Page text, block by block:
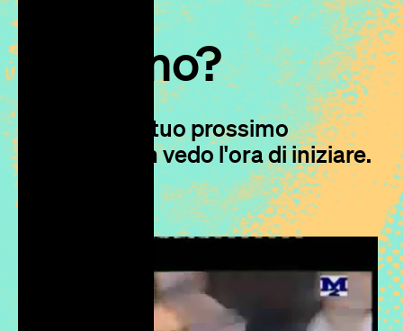
Iniziamo?
Parliamo del tuo prossimo
progetto, non vedo l'ora di iniziare.